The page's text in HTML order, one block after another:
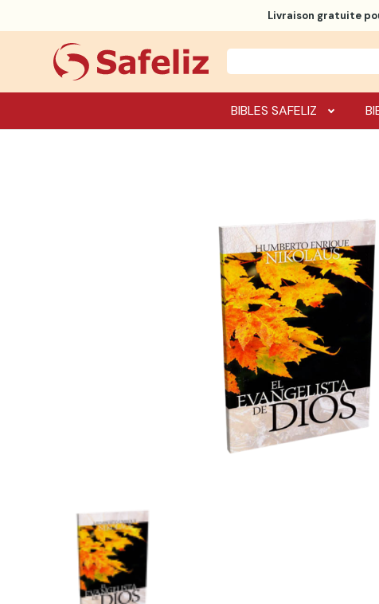
Livraison gratuite
BIBLES SAFELIZ